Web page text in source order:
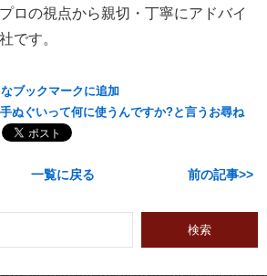
ロの視点から親切・丁寧にアドバイ
です。
一覧に戻る 前の記事